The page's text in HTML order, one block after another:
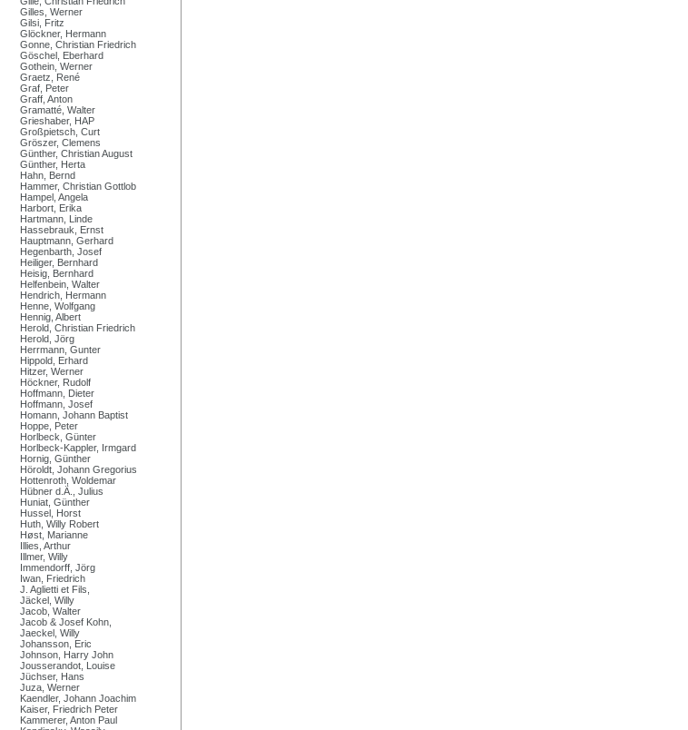
Gilles, Werner
Gilsi, Fritz
Glöckner, Hermann
Gonne, Christian Friedrich
Göschel, Eberhard
Gothein, Werner
Graetz, René
Graf, Peter
Graff, Anton
Gramatté, Walter
Grieshaber, HAP
Großpietsch, Curt
Gröszer, Clemens
Günther, Christian August
Günther, Herta
Hahn, Bernd
Hammer, Christian Gottlob
Hampel, Angela
Harbort, Erika
Hartmann, Linde
Hassebrauk, Ernst
Hauptmann, Gerhard
Hegenbarth, Josef
Heiliger, Bernhard
Heisig, Bernhard
Helfenbein, Walter
Hendrich, Hermann
Henne, Wolfgang
Hennig, Albert
Herold, Christian Friedrich
Herold, Jörg
Herrmann, Gunter
Hippold, Erhard
Hitzer, Werner
Höckner, Rudolf
Hoffmann, Dieter
Hoffmann, Josef
Homann, Johann Baptist
Hoppe, Peter
Horlbeck, Günter
Horlbeck-Kappler, Irmgard
Hornig, Günther
Höroldt, Johann Gregorius
Hottenroth, Woldemar
Hübner d.Ä., Julius
Huniat, Günther
Hussel, Horst
Huth, Willy Robert
Høst, Marianne
Illies, Arthur
Illmer, Willy
Immendorff, Jörg
Iwan, Friedrich
J. Aglietti et Fils,
Jäckel, Willy
Jacob, Walter
Jacob & Josef Kohn,
Jaeckel, Willy
Johansson, Eric
Johnson, Harry John
Jousserandot, Louise
Jüchser, Hans
Juza, Werner
Kaendler, Johann Joachim
Kaiser, Friedrich Peter
Kammerer, Anton Paul